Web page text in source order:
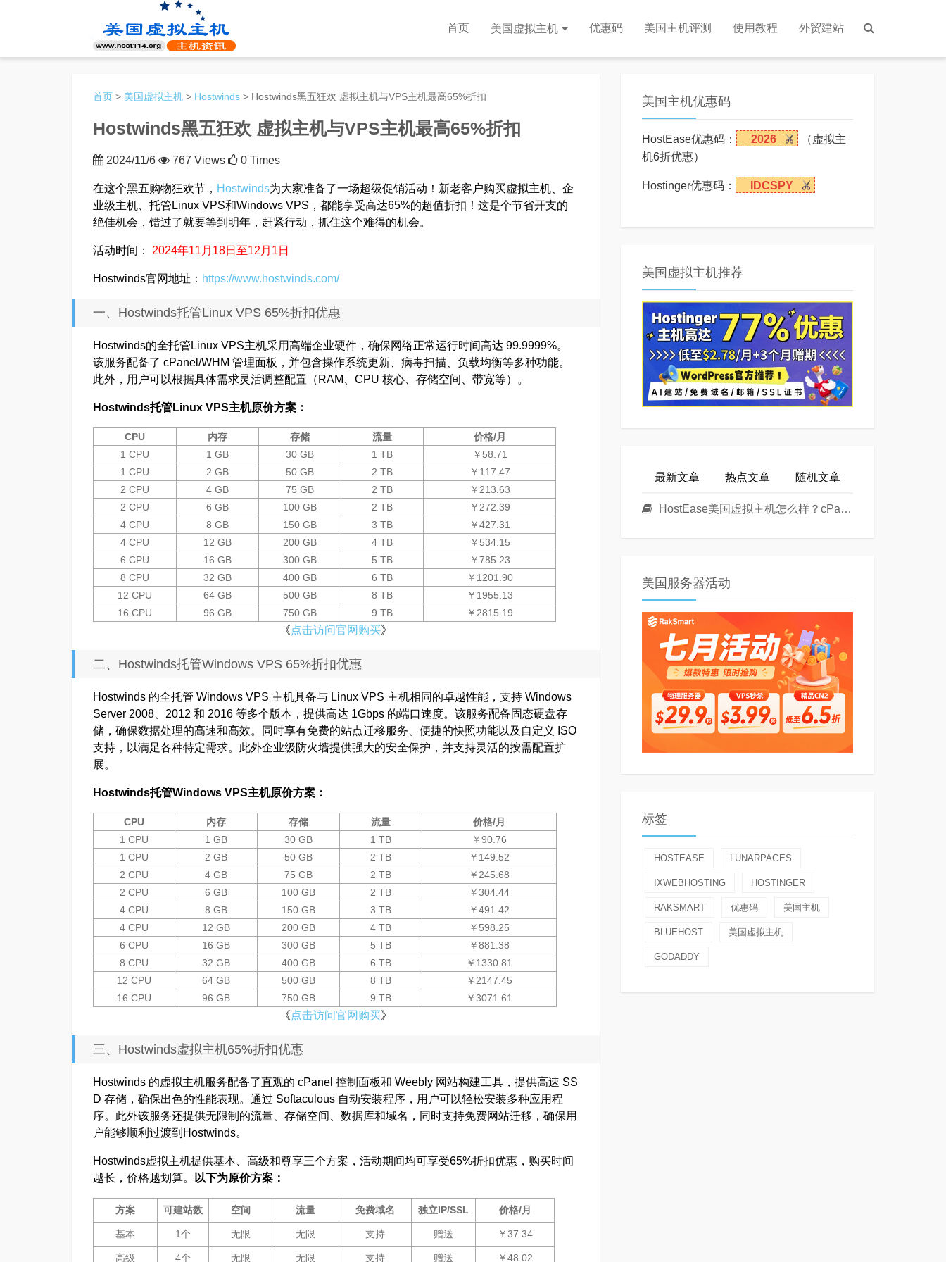
首页 美国虚拟主机 优惠码 美国主机评测 使用教程 外贸建站
首页 > 美国虚拟主机 > Hostwinds > Hostwinds黑五狂欢 虚拟主机与VPS主机最高65%折扣
Hostwinds黑五狂欢 虚拟主机与VPS主机最高65%折扣
2024/11/6 767 Views 0 Times
在这个黑五购物狂欢节， Hostwinds为大家准备了一场超级促销活动！新老客户购买虚拟主机、企
业级主机、托管Linux VPS和Windows VPS，都能享受高达65%的超值折扣！这是个节省开支的
绝佳机会，错过了就要等到明年，赶紧行动，抓住这个难得的机会。
活动时间： 2024年11月18日至12月1日
Hostwinds官网地址： https://www.hostwinds.com/
一、Hostwinds托管Linux VPS 65%折扣优惠
Hostwinds的全托管Linux VPS主机采用高端企业硬件，确保网络正常运行时间高达 99.9999%。
该服务配备了 cPanel/WHM 管理面板，并包含操作系统更新、病毒扫描、负载均衡等多种功能。
此外，用户可以根据具体需求灵活调整配置（RAM、CPU 核心、存储空间、带宽等）。
Hostwinds托管Linux VPS主机原价方案：
CPU 内存 存储 流量
价格/月
1 CPU
1 GB 30 GB 1 TB
￥58.71
1 CPU
2 GB 50 GB 2 TB
￥117.47
2 CPU
4 GB 75 GB 2 TB
￥213.63
2 CPU
6 GB 100 GB 2 TB
￥272.39
4 CPU
8 GB 150 GB 3 TB
￥427.31
4 CPU
12 GB 200 GB 4 TB
￥534.15
6 CPU
16 GB 300 GB 5 TB
￥785.23
8 CPU
32 GB 400 GB 6 TB
￥1201.90
12 CPU
64 GB 500 GB 8 TB
￥1955.13
16 CPU
96 GB 750 GB 9 TB ￥2815.19
《点击访问官网购买》
二、Hostwinds托管Windows VPS 65%折扣优惠
Hostwinds 的全托管 Windows VPS 主机具备与 Linux VPS 主机相同的卓越性能，支持 Windows
Server 2008、2012 和 2016 等多个版本，提供高达 1Gbps 的端口速度。该服务配备固态硬盘存
储，确保数据处理的高速和高效。同时享有免费的站点迁移服务、便捷的快照功能以及自定义 ISO
支持，以满足各种特定需求。此外企业级防火墙提供强大的安全保护，并支持灵活的按需配置扩
展。
Hostwinds托管Windows VPS主机原价方案：
CPU 内存 存储 流量
价格/月
1 CPU
1 GB 30 GB 1 TB
￥90.76
1 CPU
2 GB 50 GB 2 TB
￥149.52
2 CPU
4 GB 75 GB 2 TB
￥245.68
2 CPU
6 GB 100 GB 2 TB
￥304.44
4 CPU
8 GB 150 GB 3 TB
￥491.42
4 CPU
12 GB 200 GB 4 TB
￥598.25
6 CPU
16 GB 300 GB 5 TB
￥881.38
8 CPU
32 GB 400 GB 6 TB
￥1330.81
12 CPU
64 GB 500 GB 8 TB
￥2147.45
16 CPU
96 GB 750 GB 9 TB ￥3071.61
《点击访问官网购买》
三、Hostwinds虚拟主机65%折扣优惠
Hostwinds 的虚拟主机服务配备了直观的 cPanel 控制面板和 Weebly 网站构建工具，提供高速 SS
D 存储，确保出色的性能表现。通过 Softaculous 自动安装程序，用户可以轻松安装多种应用程
序。此外该服务还提供无限制的流量、存储空间、数据库和域名，同时支持免费网站迁移，确保用
户能够顺利过渡到Hostwinds。
Hostwinds虚拟主机提供基本、高级和尊享三个方案，活动期间均可享受65%折扣优惠，购买时间
越长，价格越划算。
以下为原价方案：
方案 可建站数 空间 流量 免费域名 独立IP/SSL 价格/月
基本 1个 无限 无限 支持 赠送 ￥37.34
高级 4个 无限 无限 支持 赠送 ￥48.02
美国主机优惠码
HostEase优惠码： 2026
（虚拟主
机6折优惠）
Hostinger优惠码： IDCSPY
美国虚拟主机推荐
最新文章 热点文章 随机文章
HostEase美国虚拟主机怎么样？cPanel面板美国Linux主机方案介绍
美国服务器活动
标签
HOSTEASE LUNARPAGES
IXWEBHOSTING HOSTINGER
RAKSMART 优惠码 美国主机
BLUEHOST 美国虚拟主机
GODADDY